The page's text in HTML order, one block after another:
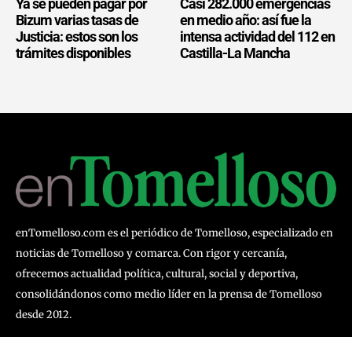
Ya se pueden pagar por
Bizum varias tasas de
Justicia: estos son los
trámites disponibles
Casi 282.000 emergencias
en medio año: así fue la
intensa actividad del 112 en
Castilla-La Mancha
enTomelloso.com es el periódico de Tomelloso, especializado en
noticias de Tomelloso y comarca. Con rigor y cercanía,
ofrecemos actualidad política, cultural, social y deportiva,
consolidándonos como medio líder en la prensa de Tomelloso
desde 2012.